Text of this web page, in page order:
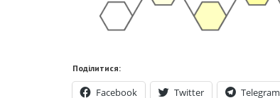
Поділитися:
Facebook Twitter Telegram